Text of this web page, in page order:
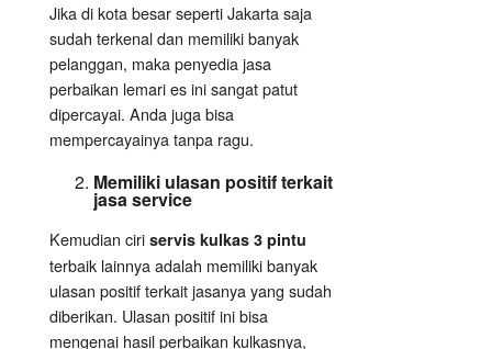
Jika di kota besar seperti Jakarta saja
sudah terkenal dan memiliki banyak
pelanggan, maka penyedia jasa
perbaikan lemari es ini sangat patut
dipercayai. Anda juga bisa
mempercayainya tanpa ragu.
Memiliki ulasan positif terkait
jasa service
Kemudian ciri servis kulkas 3 pintu
terbaik lainnya adalah memiliki banyak
ulasan positif terkait jasanya yang sudah
diberikan. Ulasan positif ini bisa
mengenai hasil perbaikan kulkasnya,